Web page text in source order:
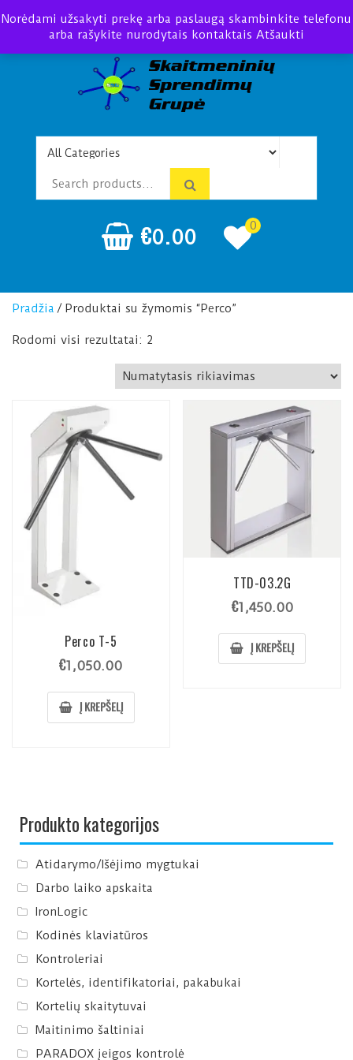
Telefonspynės Praėjimo
kontrolė
€0.00 0
Pradžia / Produktai su žymomis “Perco”
Rodomi visi rezultatai: 2
Perco T-5
€1,050.00
Į KREPŠELĮ
TTD-03.2G
€1,450.00
Į KREPŠELĮ
Produkto kategorijos
Atidarymo/Išėjimo mygtukai
Darbo laiko apskaita
IronLogic
Kodinės klaviatūros
Kontroleriai
Kortelės, identifikatoriai, pakabukai
Kortelių skaitytuvai
Maitinimo šaltiniai
PARADOX įeigos kontrolė
Norėdami užsakyti prekę arba paslaugą skambinkite telefonu
arba rašykite nurodytais kontaktais Atšaukti